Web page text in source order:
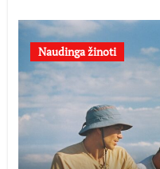
Naudinga žinoti